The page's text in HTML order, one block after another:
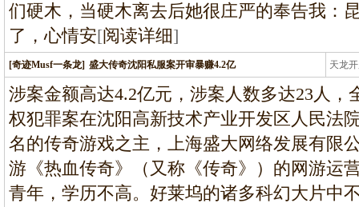
们硬木，当硬木离去后她很庄严的奉告我：
了，心情安[阅读详细]
[奇迹Musf一条龙] 盛大传奇沈阳私服案开审暴赚4.2亿 天龙
龙
涉案金额高达4.2亿元，涉案人数多达23人
权犯罪案在沈阳高新技术产业开发区人民法
名的传奇游戏之主，上海盛大网络发展有限
游《热血传奇》（又称《传奇》）的网游运
青年，学历不高。好莱坞的诸多科幻大片中